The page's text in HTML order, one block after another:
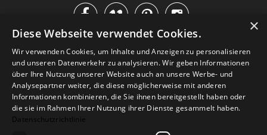

IM KATALOG BLÄTTERN
×
Diese Webseite verwendet Cookies.
Wir verwenden Cookies, um Inhalte und Anzeigen zu personalisieren
und unseren Datenverkehr zu analysieren. Wir geben Informationen
über Ihre Nutzung unserer Website auch an unsere Werbe- und
Analysepartner weiter, die diese möglicherweise mit anderen
Informationen kombinieren, die Sie ihnen bereitgestellt haben oder
die sie im Rahmen Ihrer Nutzung ihrer Dienste gesammelt haben.
Datenschutzrichtlinie